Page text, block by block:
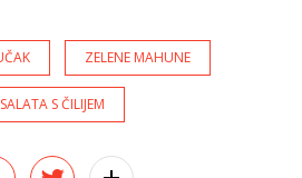
ZELENE MAHUNE
SALATA S ČILIJEM